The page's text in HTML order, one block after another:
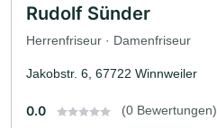
Rudolf Sünder
Herrenfriseur · Damenfriseur
Jakobstr. 6, 67722 Winnweiler
0.0 (0 Bewertungen)